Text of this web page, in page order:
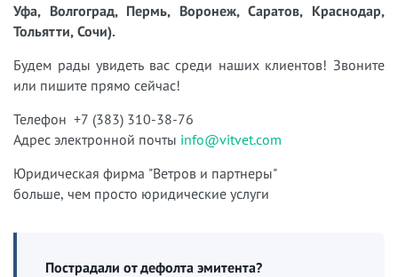
Уфа, Волгоград, Пермь, Воронеж, Саратов, Краснодар,
Тольятти, Сочи).
Будем рады увидеть вас среди наших клиентов! Звоните
или пишите прямо сейчас!
Телефон +7 (383) 310-38-76
Адрес электронной почты info@vitvet.com
Юридическая фирма "Ветров и партнеры"
больше, чем просто юридические услуги
Пострадали от дефолта эмитента?